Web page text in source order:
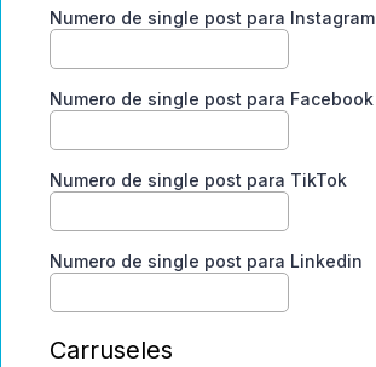
Numero de single post para Instagram
Numero de single post para Facebook
Numero de single post para TikTok
Numero de single post para Linkedin
Carruseles